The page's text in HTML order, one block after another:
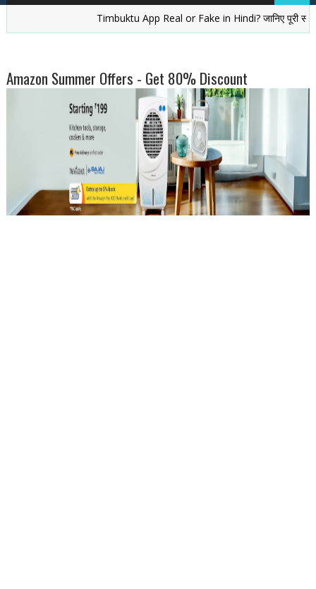
Timbuktu App Real or Fake in Hindi? जानिए पूरी सच्चाई
Amazon Summer Offers - Get 80% Discount